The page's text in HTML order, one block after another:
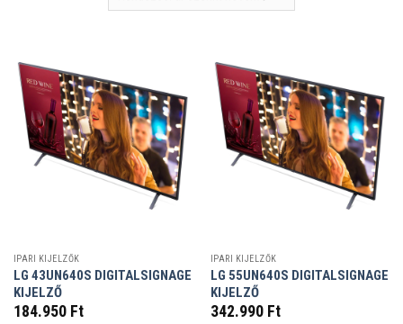
IPARI KIJELZŐK
LG 43UN640S DIGITALSIGNAGE
KIJELZŐ
184.950 Ft
IPARI KIJELZŐK
LG 55UN640S DIGITALSIGNAGE
KIJELZŐ
342.990 Ft